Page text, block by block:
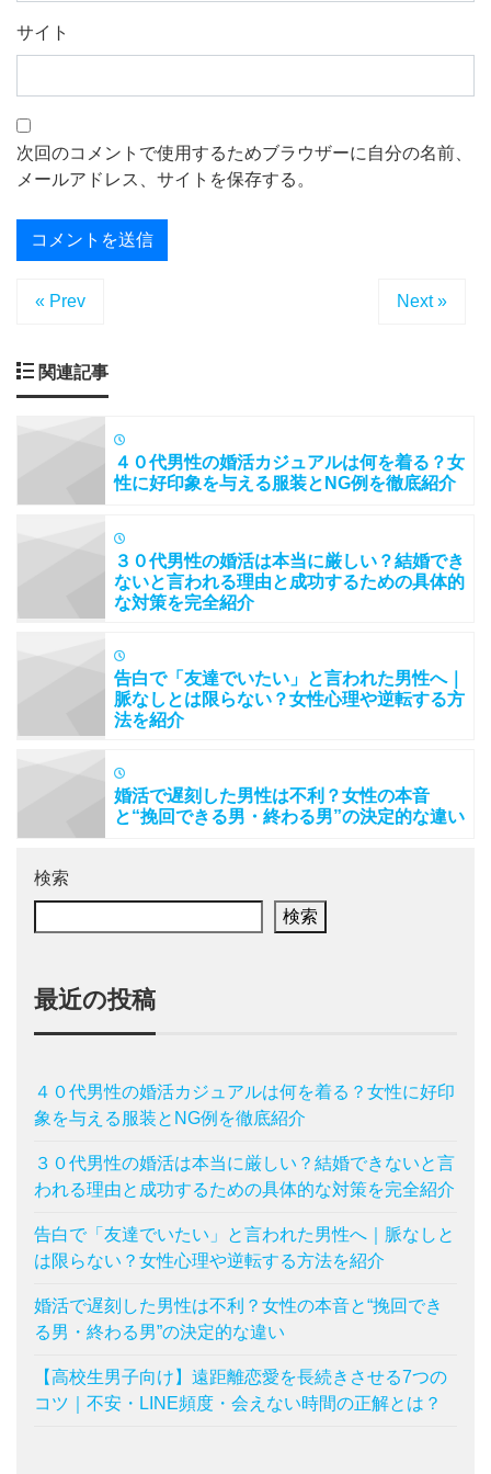
サイト
次回のコメントで使用するためブラウザーに自分の名前、
メールアドレス、サイトを保存する。
« Prev Next »
関連記事
４０代男性の婚活カジュアルは何を着る？女
性に好印象を与える服装とNG例を徹底紹介
３０代男性の婚活は本当に厳しい？結婚でき
ないと言われる理由と成功するための具体的
な対策を完全紹介
告白で「友達でいたい」と言われた男性へ｜
脈なしとは限らない？女性心理や逆転する方
法を紹介
婚活で遅刻した男性は不利？女性の本音
と“挽回できる男・終わる男”の決定的な違い
検索
検索
最近の投稿
４０代男性の婚活カジュアルは何を着る？女性に好印
象を与える服装とNG例を徹底紹介
３０代男性の婚活は本当に厳しい？結婚できないと言
われる理由と成功するための具体的な対策を完全紹介
告白で「友達でいたい」と言われた男性へ｜脈なしと
は限らない？女性心理や逆転する方法を紹介
婚活で遅刻した男性は不利？女性の本音と“挽回でき
る男・終わる男”の決定的な違い
【高校生男子向け】遠距離恋愛を長続きさせる7つの
コツ｜不安・LINE頻度・会えない時間の正解とは？